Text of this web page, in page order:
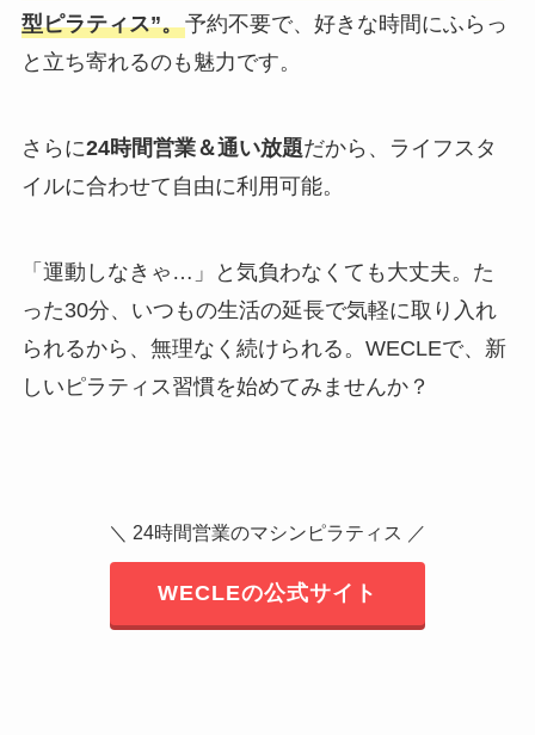
型ピラティス”。予約不要で、好きな時間にふらっ
と立ち寄れるのも魅力です。
さらに24時間営業＆通い放題だから、ライフスタ
イルに合わせて自由に利用可能。
「運動しなきゃ…」と気負わなくても大丈夫。た
った30分、いつもの生活の延長で気軽に取り入れ
られるから、無理なく続けられる。WECLEで、新
しいピラティス習慣を始めてみませんか？
＼ 24時間営業のマシンピラティス ／
WECLEの公式サイト